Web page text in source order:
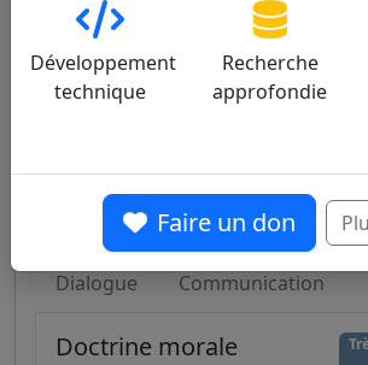
Évaluation Détaillée par
Sociopolitique Rapport au
Dialogue Communication
Doctrine morale
Développement
technique
Recherche
approfondie
Faire un don